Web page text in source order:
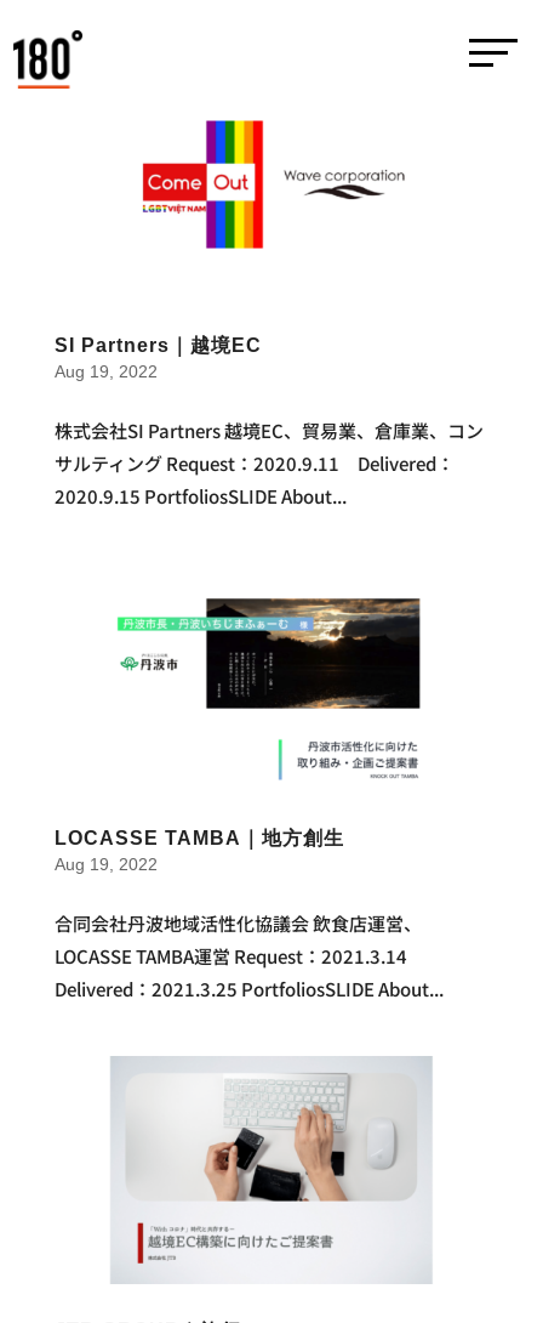
SI Partners｜越境EC
Aug 19, 2022
株式会社SI Partners 越境EC、貿易業、倉庫業、コン
サルティング Request：2020.9.11 Delivered：
2020.9.15 PortfoliosSLIDE About...
LOCASSE TAMBA｜地方創生
Aug 19, 2022
合同会社丹波地域活性化協議会 飲食店運営、
LOCASSE TAMBA運営 Request：2021.3.14
Delivered：2021.3.25 PortfoliosSLIDE About...